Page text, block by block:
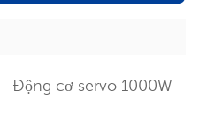
Động cơ servo 1000W